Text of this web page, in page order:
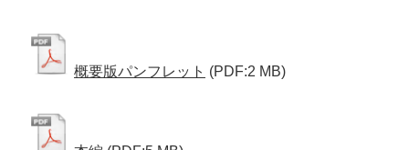
概要版パンフレット (PDF:2 MB)